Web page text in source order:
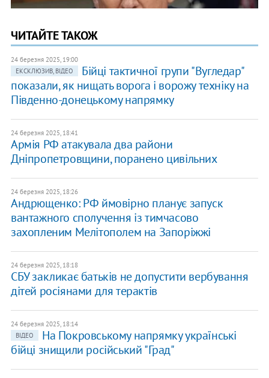
ЧИТАЙТЕ ТАКОЖ
24 березня 2025, 19:00
ЕКСКЛЮЗИВ, ВІДЕО
Бійці тактичної групи "Вугледар"
показали, як нищать ворога і ворожу техніку на
Південно-донецькому напрямку
24 березня 2025, 18:41
Армія РФ атакувала два райони
Дніпропетровщини, поранено цивільних
24 березня 2025, 18:26
Андрющенко: РФ ймовірно планує запуск
вантажного сполучення із тимчасово
захопленим Мелітополем на Запоріжжі
24 березня 2025, 18:18
СБУ закликає батьків не допустити вербування
дітей росіянами для терактів
24 березня 2025, 18:14
ВІДЕО
На Покровському напрямку українські
бійці знищили російський "Град"